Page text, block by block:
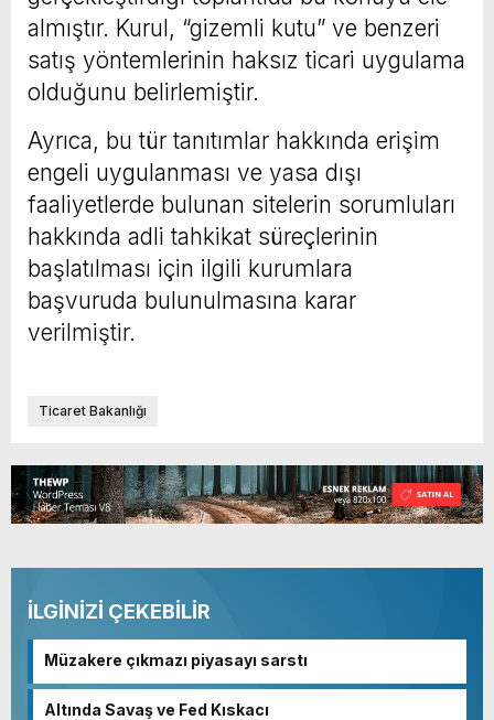
almıştır. Kurul, “gizemli kutu” ve benzeri
satış yöntemlerinin haksız ticari uygulama
olduğunu belirlemiştir.
Ayrıca, bu tür tanıtımlar hakkında erişim
engeli uygulanması ve yasa dışı
faaliyetlerde bulunan sitelerin sorumluları
hakkında adli tahkikat süreçlerinin
başlatılması için ilgili kurumlara
başvuruda bulunulmasına karar
verilmiştir.
Ticaret Bakanlığı
İLGİNİZİ ÇEKEBİLİR
Müzakere çıkmazı piyasayı sarstı
Altında Savaş ve Fed Kıskacı